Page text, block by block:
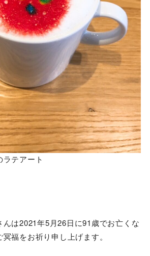
テアート
んは2021年5月26日に91歳でお亡くな
福をお祈り申し上げます。